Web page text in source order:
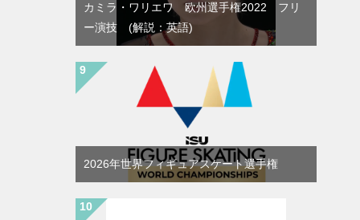
カミラ・ワリエワ 欧州選手権2022 フリ
ー演技 (解説：英語)
2026年世界フィギュアスケート選手権